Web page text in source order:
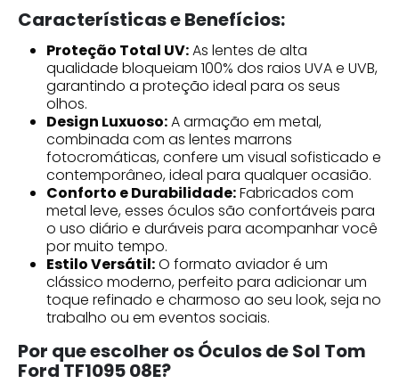
Características e Benefícios:
Proteção Total UV:As lentes de alta
qualidade bloqueiam 100% dos raios UVA e UVB,
garantindo a proteção ideal para os seus
olhos.
Design Luxuoso:A armação em metal,
combinada com as lentes marrons
fotocromáticas, confere um visual sofisticado e
contemporâneo, ideal para qualquer ocasião.
Conforto e Durabilidade:Fabricados com
metal leve, esses óculos são confortáveis para
o uso diário e duráveis para acompanhar você
por muito tempo.
Estilo Versátil:O formato aviador é um
clássico moderno, perfeito para adicionar um
toque refinado e charmoso ao seu look, seja no
trabalho ou em eventos sociais.
Por que escolher os Óculos de Sol Tom
Ford TF1095 08E?